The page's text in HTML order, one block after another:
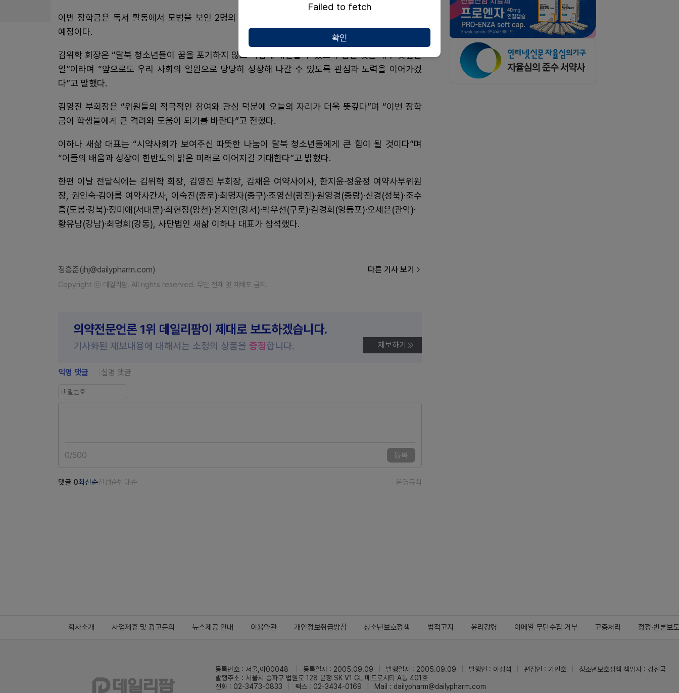
이번 장학금은 독서 활동에서 모범을 보인 2명의 학생을 포함해 총 22명의 탈북 청소년에게 전달될
예정이다.
김위학 회장은 “탈북 청소년들이 꿈을 포기하지 않고 학업에 매진할 수 있도록 돕는 것은 매우 뜻깊은
일”이라며 “앞으로도 우리 사회의 일원으로 당당히 성장해 나갈 수 있도록 관심과 노력을 이어가겠
다”고 말했다.
김영진 부회장은 “위원들의 적극적인 참여와 관심 덕분에 오늘의 자리가 더욱 뜻깊다”며 “이번 장학
금이 학생들에게 큰 격려와 도움이 되기를 바란다”고 전했다.
이하나 새삶 대표는 “시약사회가 보여주신 따뜻한 나눔이 탈북 청소년들에게 큰 힘이 될 것이다”며
“이들의 배움과 성장이 한반도의 밝은 미래로 이어지길 기대한다”고 밝혔다.
한편 이날 전달식에는 김위학 회장, 김영진 부회장, 김채윤 여약사이사, 한지윤·정윤정 여약사부위원
장, 권인숙·김아름 여약사간사, 이숙진(종로)·최명자(중구)·조영신(광진)·원영경(중랑)·신경(성북)·조수
흠(도봉·강북)·정미애(서대문)·최현정(양천)·윤지연(강서)·박우선(구로)·김경희(영등포)·오세은(관악)·
황유남(강남)·최명희(강동), 사단법인 새삶 이하나 대표가 참석했다.
정흥준(jhj@dailypharm.com) 다른 기사 보기
Copyright ⓒ 데일리팜. All rights reserved. 무단 전재 및 재배포 금지.
의약전문언론 1위 데일리팜이 제대로 보도하겠습니다.
기사화된 제보내용에 대해서는 소정의 상품을 증정합니다. 제보하기
익명 댓글 실명 댓글
0/500 등록
댓글 0최신순찬성순반대순 운영규칙
회사소개 사업제휴 및 광고문의 뉴스제공 안내 이용약관 개인정보취급방침 청소년보호정책 법적고지 윤리강령 이메일 무단수집 거부 고충처리 정정·반론보도
등록번호 : 서울,아00048 등록일자 : 2005.09.09 발행일자 : 2005.09.09 발행인 : 이정석 편집인 : 가인호
청소년보호정책 책임자 : 강신국
발행주소 : 서울시 송파구 법원로 128 문정 SK V1 GL 메트로시티 A동 401호
전화 : 02-3473-0833
팩스 : 02-3434-0169 Mail : dailypharm@dailypharm.com
Failed to fetch
확인